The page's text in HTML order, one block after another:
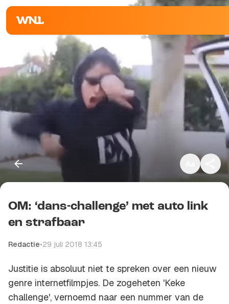
Standaard
Kopieer link
OM: ‘dans-challenge’ met auto link
en strafbaar
Redactie•29 juli 2018 13:45
Justitie is absoluut niet te spreken over een nieuw
genre internetfilmpjes. De zogeheten 'Keke
challenge', vernoemd naar een nummer van de